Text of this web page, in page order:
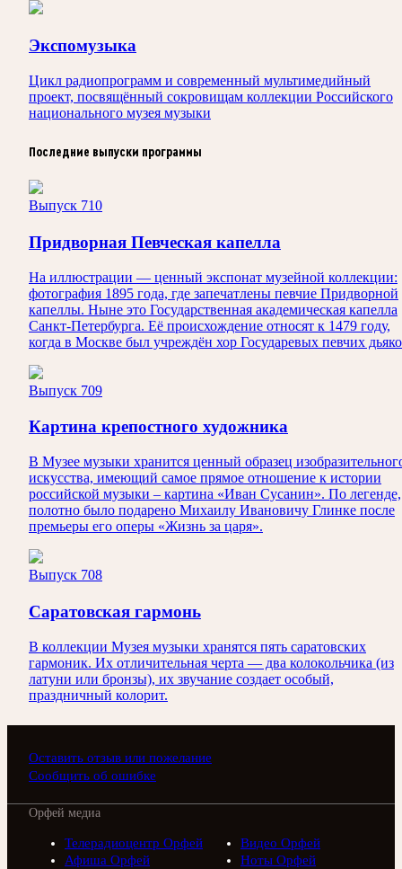
Экспомузыка
Цикл радиопрограмм и современный мультимедийный
проект, посвящённый сокровищам коллекции Российского
национального музея музыки
Последние выпуски программы
Выпуск 710
Придворная Певческая капелла
На иллюстрации — ценный экспонат музейной коллекции:
фотография 1895 года, где запечатлены певчие Придворной
капеллы. Ныне это Государственная академическая капелла
Санкт‑Петербурга. Её происхождение относят к 1479 году,
когда в Москве был учреждён хор Государевых певчих
Выпуск 709
Картина крепостного художника
В Музее музыки хранится ценный образец
искусства, имеющий самое прямое отношение к истории
российской музыки – картина «Иван Сусанин». По легенде,
полотно было подарено Михаилу Ивановичу Глинке после
премьеры его оперы «Жизнь за царя».
Выпуск 708
Саратовская гармонь
В коллекции Музея музыки хранятся пять саратовских
гармоник. Их отличительная черта — два колокольчика (из
латуни или бронзы), их звучание создает особый,
праздничный колорит.
Оставить отзыв или пожелание
Сообщить об ошибке
Орфей медиа
Телерадиоцентр Орфей
Видео Орфей
Афиша Орфей
Ноты Орфей